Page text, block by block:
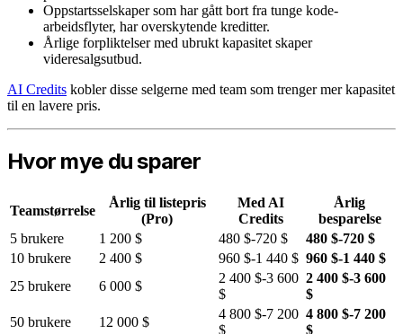
Oppstartsselskaper som har gått bort fra tunge kode-
arbeidsflyter, har overskytende kreditter.
Årlige forpliktelser med ubrukt kapasitet skaper
videresalgsutbud.
AI Credits kobler disse selgerne med team som trenger mer kapasitet
til en lavere pris.
Hvor mye du sparer
Teamstørrelse
Årlig til listepris
(Pro)
Med AI
Credits
Årlig
besparelse
5 brukere
1 200 $ 480 $-720 $
480 $-720 $
10 brukere
2 400 $ 960 $-1 440 $ 960 $-1 440 $
25 brukere
6 000 $
2 400 $-3 600
$
2 400 $-3 600
$
50 brukere
12 000 $
4 800 $-7 200
$
4 800 $-7 200
$